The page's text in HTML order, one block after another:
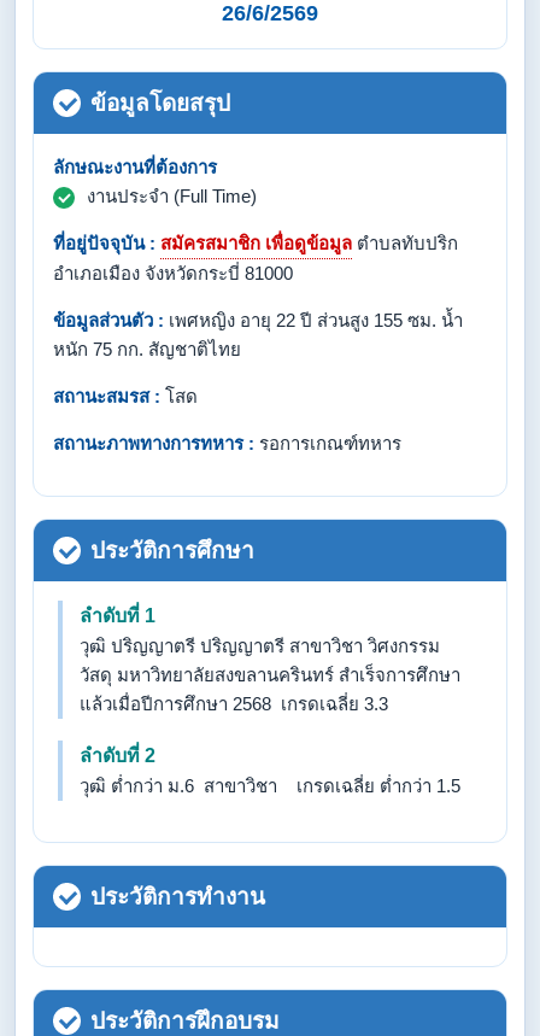
26/6/2569
ข้อมูลโดยสรุป
ลักษณะงานที่ต้องการ
งานประจำ (Full Time)
ที่อยู่ปัจจุบัน : สมัครสมาชิก เพื่อดูข้อมูล ตำบลทับปริก
อำเภอเมือง จังหวัดกระบี่ 81000
ข้อมูลส่วนตัว : เพศหญิง อายุ 22 ปี ส่วนสูง 155 ซม. น้ำ
หนัก 75 กก. สัญชาติไทย
สถานะสมรส : โสด
สถานะภาพทางการทหาร : รอการเกณฑ์ทหาร
ประวัติการศึกษา
ลำดับที่ 1
วุฒิ ปริญญาตรี ปริญญาตรี สาขาวิชา วิศงกรรม
วัสดุ มหาวิทยาลัยสงขลานครินทร์ สำเร็จการศึกษา
แล้วเมื่อปีการศึกษา 2568 เกรดเฉลี่ย 3.3
ลำดับที่ 2
วุฒิ ต่ำกว่า ม.6 สาขาวิชา เกรดเฉลี่ย ต่ำกว่า 1.5
ประวัติการทำงาน
ประวัติการฝึกอบรม